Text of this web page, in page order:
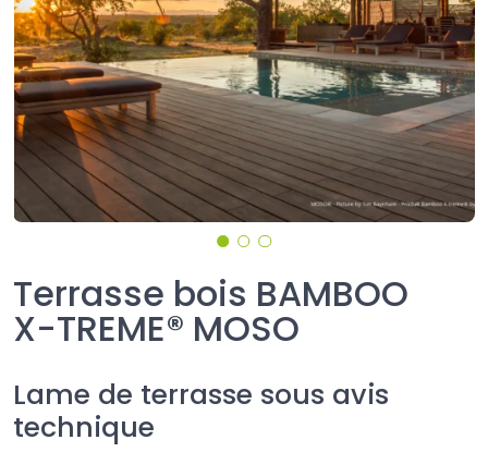
Terrasse bois BAMBOO
X-TREME® MOSO
Lame de terrasse sous avis
technique